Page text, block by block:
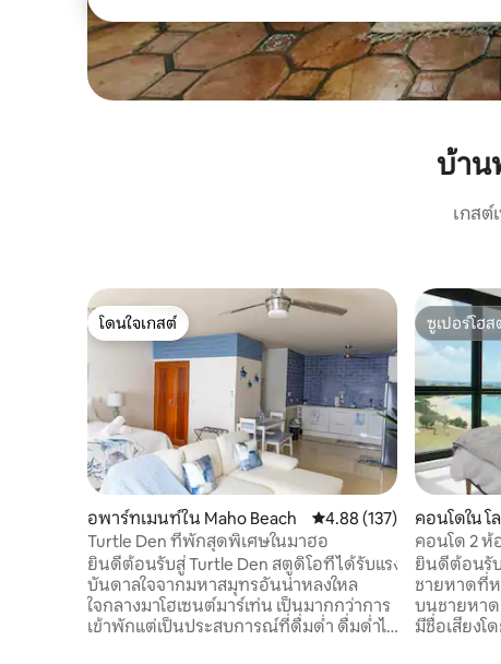
บ้าน
เกสต์
โดนใจเกสต์
โดนใจเกสต์
อพาร์ทเมนท์ใน Maho Beach คะแนนเฉลี่ย 4.88 จาก 5,
4.88 (137)
Turtle Den ที่พักสุดพิเศษในมาฮอ
ยินดีต้อนรับสู่ Turtle Den สตูดิโอที่ได้รับแรง
บันดาลใจจากมหาสมุทรอันน่าหลงใหล
ใจกลางมาโฮเซนต์มาร์เท่น เป็นมากกว่าการ
เข้าพักแต่เป็นประสบการณ์ที่ดื่มด่ำ ดื่มด่ำไป
ซูเปอร์โฮส
ซูเปอร์โฮส
คอนโดใน
คอนโด 2
ลเล็ทเบย์
ยินดีต้อนรั
ชายหาดที่ห
บนชายหาด
มีชื่อเสียงโดยตรง ตั้งอยู่บน